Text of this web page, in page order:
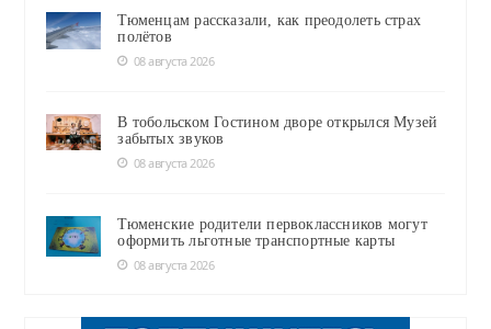
Тюменцам рассказали, как преодолеть страх
полётов
08 августа 2026
В тобольском Гостином дворе открылся Музей
забытых звуков
08 августа 2026
Тюменские родители первоклассников могут
оформить льготные транспортные карты
08 августа 2026